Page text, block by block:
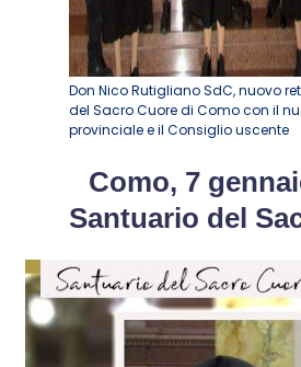
Don Nico Rutigliano SdC, nuovo
del Sacro Cuore di Como con il
provinciale e il Consiglio uscente
Como, 7
Santuario del